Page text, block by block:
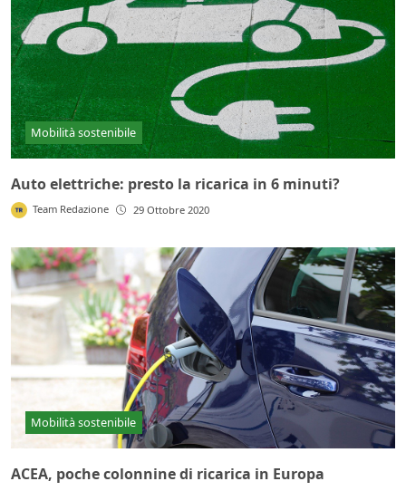
Mobilità sostenibile
Auto elettriche: presto la ricarica in 6 minuti?
Team Redazione 29 Ottobre 2020
Mobilità sostenibile
ACEA, poche colonnine di ricarica in Europa